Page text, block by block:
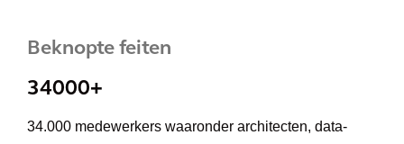
Beknopte feiten
34000+
34.000 medewerkers waaronder architecten, data-